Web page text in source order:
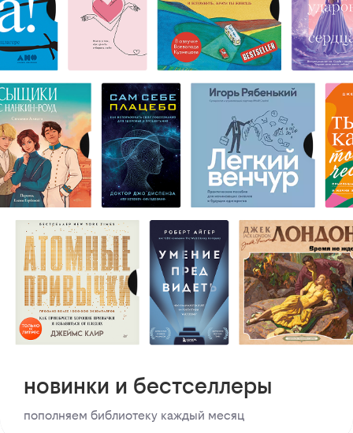
новинки и бестселлеры
пополняем библиотеку каждый месяц